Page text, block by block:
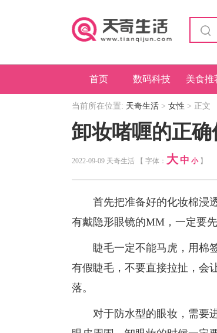
首页 数码科技 美食推
当前所在位置: 天奇生活 > 女性 > 正文
卸妆啫喱的正
2022-09-09 天奇生活 【 字体： 大 中 小】
首先把准备好的化妆棉浸透
有戴隐形眼镜的MM，一定要
睫毛一定不能马虎，用棉签
有假睫毛，不要直接拉扯，会
落。
对于防水型的眼妆，需要进